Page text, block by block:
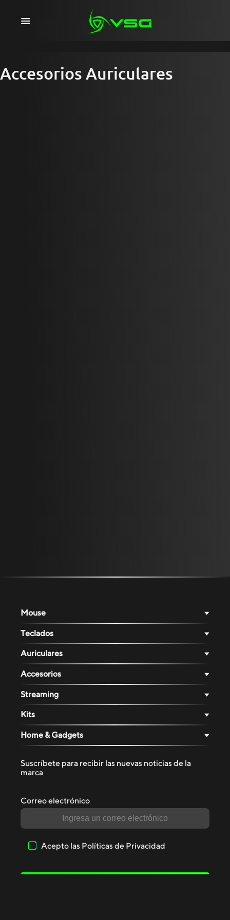
Accesorios Auriculares
Mouse
Teclados
Auriculares
Accesorios
Streaming
Kits
Home & Gadgets
Suscríbete para recibir las nuevas noticias de la
marca
Correo electrónico
Acepto las Políticas de Privacidad